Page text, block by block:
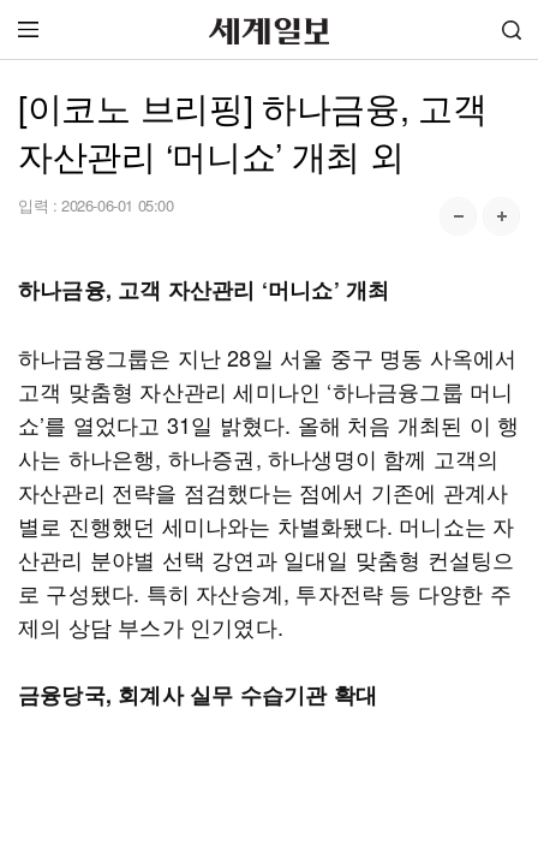
[이코노 브리핑] 하나금융, 고객
자산관리 ‘머니쇼’ 개최 외
입력 : 2026-06-01 05:00
하나금융, 고객 자산관리 ‘머니쇼’ 개최
하나금융그룹은 지난 28일 서울 중구 명동 사옥에서
고객 맞춤형 자산관리 세미나인 ‘하나금융그룹 머니
쇼’를 열었다고 31일 밝혔다. 올해 처음 개최된 이 행
사는 하나은행, 하나증권, 하나생명이 함께 고객의
자산관리 전략을 점검했다는 점에서 기존에 관계사
별로 진행했던 세미나와는 차별화됐다. 머니쇼는 자
산관리 분야별 선택 강연과 일대일 맞춤형 컨설팅으
로 구성됐다. 특히 자산승계, 투자전략 등 다양한 주
제의 상담 부스가 인기였다.
금융당국, 회계사 실무 수습기관 확대